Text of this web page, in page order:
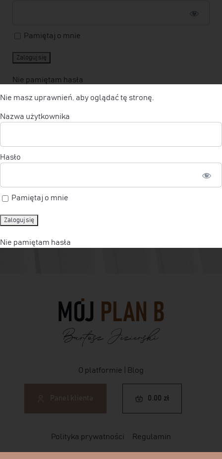
Pamiętaj o mnie
Nie pamiętam hasła
NIE CZEKAJ NA
OKAZJE –TWÓRZ
JE.
Sukces w inwestowaniu to nie kwestia szczęścia,
O platformie Blog
Panel klienta 0.00 zł
Polityka prywatności Regulamin
Nie masz uprawnień, aby oglądać tę stronę.
Nazwa użytkownika
Hasło
Pamiętaj o mnie
Nie pamiętam hasła